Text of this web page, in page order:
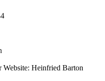
Website: Heinfried Barton